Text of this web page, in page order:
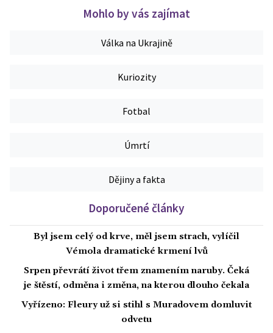
Mohlo by vás zajímat
Válka na Ukrajině
Kuriozity
Fotbal
Úmrtí
Dějiny a fakta
Doporučené články
Byl jsem celý od krve, měl jsem strach, vylíčil
Vémola dramatické krmení lvů
Srpen převrátí život třem znamením naruby. Čeká
je štěstí, odměna i změna, na kterou dlouho čekala
Vyřízeno: Fleury už si stihl s Muradovem domluvit
odvetu